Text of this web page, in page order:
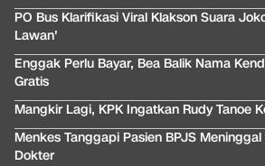
PO Bus Klarifikasi Viral Klakson Suara
Lawan'
Enggak Perlu Bayar, Bea Balik Nama
Gratis
Mangkir Lagi, KPK Ingatkan Rudy Tanoe
Menkes Tanggapi Pasien BPJS
Dokter